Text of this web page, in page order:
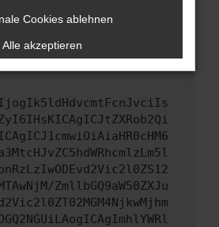
uns bitte. Wir werden
Problem zu beheben. Du kannst
schicken, um uns bei der
ZmllbGQ9aW50ZXJu
Cookies ablehnen
Alle akzeptieren